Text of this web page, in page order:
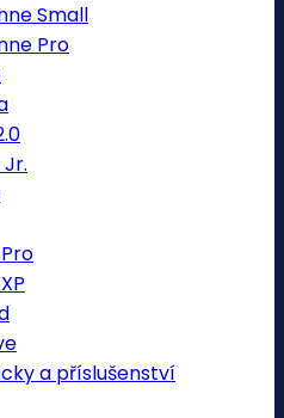
Small
Pro
a příslušenství